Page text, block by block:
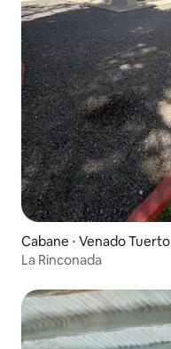
Cabane ⋅ Venado Tuerto
La Rinconada